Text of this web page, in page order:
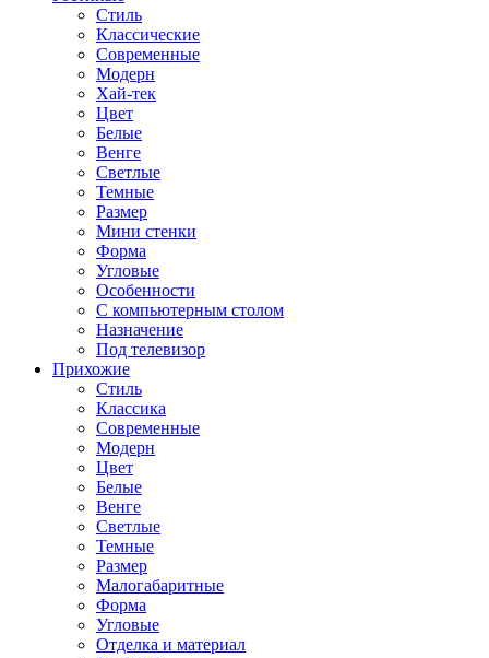
Стиль
Классические
Современные
Модерн
Хай-тек
Цвет
Белые
Венге
Светлые
Темные
Размер
Мини стенки
Форма
Угловые
Особенности
С компьютерным столом
Назначение
Под телевизор
Прихожие
Стиль
Классика
Современные
Модерн
Цвет
Белые
Венге
Светлые
Темные
Размер
Малогабаритные
Форма
Угловые
Отделка и материал